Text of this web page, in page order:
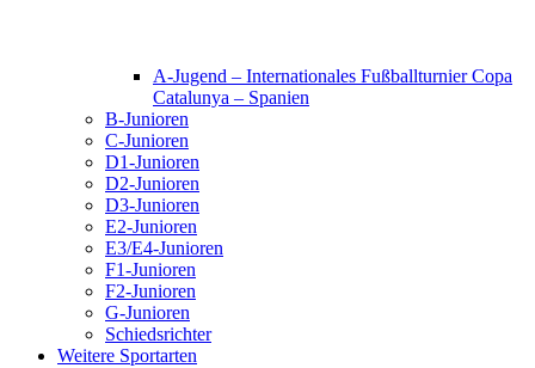
A-Jugend – Internationales Fußballturnier Copa
Catalunya – Spanien
B-Junioren
C-Junioren
D1-Junioren
D2-Junioren
D3-Junioren
E2-Junioren
E3/E4-Junioren
F1-Junioren
F2-Junioren
G-Junioren
Schiedsrichter
Weitere Sportarten